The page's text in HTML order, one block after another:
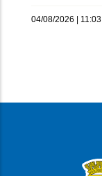
04/08/2026 | 11:03